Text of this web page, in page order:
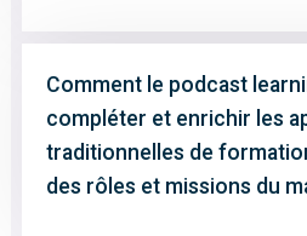
Comment le podcast
compléter et enrichir les
traditionnelles de
des rôles et missions du